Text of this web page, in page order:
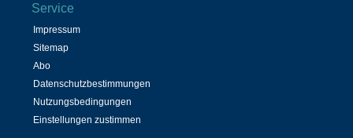
Service
Impressum
Sitemap
Abo
Datenschutzbestimmungen
Nutzungsbedingungen
Einstellungen zustimmen